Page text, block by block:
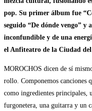
pop. Su primer álbum fue
seguido “De dónde vengo” y
inconfundible y de una
el Anfiteatro de la Ciudad del
MOROCHOS dicen de sí
rollo. Componemos canciones
como ingredientes principales,
furgonetera, una guitarra y un